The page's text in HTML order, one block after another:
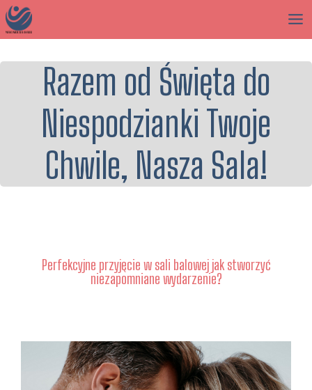
Razem od Święta do
Niespodzianki Twoje
Chwile, Nasza Sala!
Perfekcyjne przyjęcie w sali balowej jak stworzyć
niezapomniane wydarzenie?